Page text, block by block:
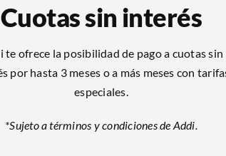
Cuotas sin interés
te ofrece la posibilidad de pago a cuotas sin
por hasta 3 meses o a más meses con
especiales.
*Sujeto a términos y condiciones de Addi.